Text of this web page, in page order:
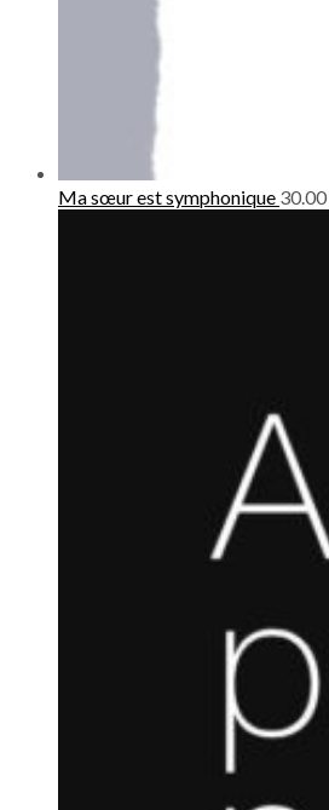
Ma sœur est symphonique 30.00